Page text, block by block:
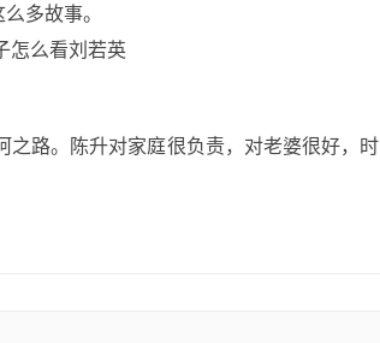
多故事。
之路。陈升对家庭很负责，对老婆很好，时